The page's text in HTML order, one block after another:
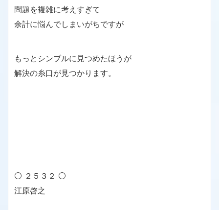
問題を複雑に考えすぎて
余計に悩んでしまいがちですが
もっとシンブルに見つめたほうが
解決の糸口が見つかります。
⚪ ２５３２ ⚪
江原啓之